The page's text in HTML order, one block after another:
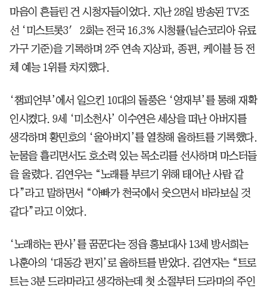
마음이 흔들린 건 시청자들이었다. 지난 28일 방송된 TV조
선 ‘미스트롯3′ 2회는 전국 16.3% 시청률(닐슨코리아 유료
가구 기준)을 기록하며 2주 연속 지상파, 종편, 케이블 등 전
체 예능 1위를 차지했다.
‘챔피언부’에서 일으킨 10대의 돌풍은 ‘영재부’를 통해 재확
인시켰다. 9세 ‘미소천사’ 이수연은 세상을 떠난 아버지를
생각하며 황민호의 ‘울아버지’를 열창해 올하트를 기록했다.
눈물을 흘리면서도 호소력 있는 목소리를 선사하며 마스터들
을 울렸다. 김연우는 “노래를 부르기 위해 태어난 사람 같
다”라고 말하면서 “아빠가 천국에서 웃으면서 바라보실 것
같다”라고 이었다.
‘노래하는 판사’를 꿈꾼다는 정읍 홍보대사 13세 방서희는
나훈아의 ‘대동강 편지’로 올하트를 받았다. 김연자는 “트로
트는 3분 드라마라고 생각하는데 첫 소절부터 드라마의 주인